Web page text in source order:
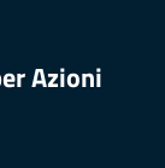
Azioni